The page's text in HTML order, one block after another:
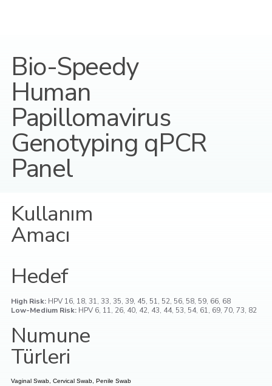
Bio-Speedy
Human
Papillomavirus
Genotyping qPCR
Panel
Kullanım
Amacı
Hedef
High Risk:HPV 16, 18, 31, 33, 35, 39, 45, 51, 52, 56, 58, 59, 66, 68
Low-Medium Risk:HPV 6, 11, 26, 40, 42, 43, 44, 53, 54, 61, 69, 70, 73, 82
Numune
Türleri
Vaginal Swab, Cervical Swab, Penile Swab